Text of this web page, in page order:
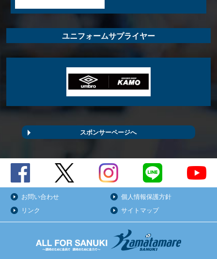
ユニフォームサプライヤー
スポンサーページへ
お問い合わせ
個人情報保護方針
リンク
サイトマップ